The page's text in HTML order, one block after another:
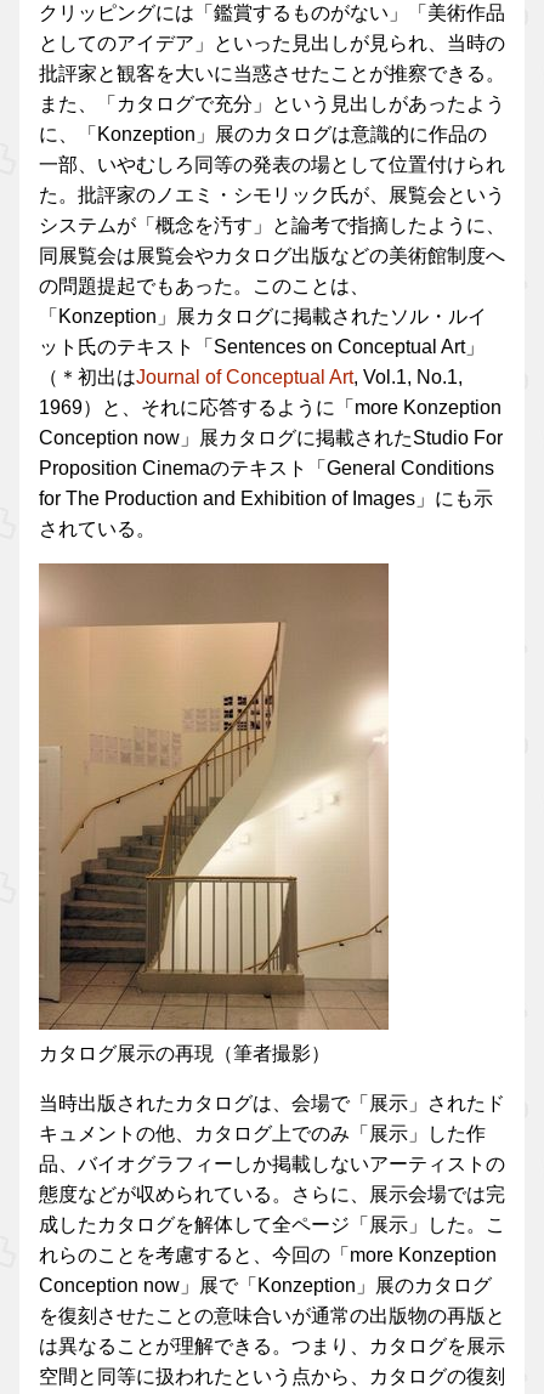
クリッピングには「鑑賞するものがない」「美術作品
としてのアイデア」といった見出しが見られ、当時の
批評家と観客を大いに当惑させたことが推察できる。
また、「カタログで充分」という見出しがあったよう
に、「Konzeption」展のカタログは意識的に作品の
一部、いやむしろ同等の発表の場として位置付けられ
た。批評家のノエミ・シモリック氏が、展覧会という
システムが「概念を汚す」と論考で指摘したように、
同展覧会は展覧会やカタログ出版などの美術館制度へ
の問題提起でもあった。このことは、
「Konzeption」展カタログに掲載されたソル・ルイ
ット氏のテキスト「Sentences on Conceptual Art」
（＊初出はJournal of Conceptual Art, Vol.1, No.1,
1969）と、それに応答するように「more Konzeption
Conception now」展カタログに掲載されたStudio For
Proposition Cinemaのテキスト「General Conditions
for The Production and Exhibition of Images」にも示
されている。
カタログ展示の再現（筆者撮影）
当時出版されたカタログは、会場で「展示」されたド
キュメントの他、カタログ上でのみ「展示」した作
品、バイオグラフィーしか掲載しないアーティストの
態度などが収められている。さらに、展示会場では完
成したカタログを解体して全ページ「展示」した。こ
れらのことを考慮すると、今回の「more Konzeption
Conception now」展で「Konzeption」展のカタログ
を復刻させたことの意味合いが通常の出版物の再版と
は異なることが理解できる。つまり、カタログを展示
空間と同等に扱われたという点から、カタログの復刻